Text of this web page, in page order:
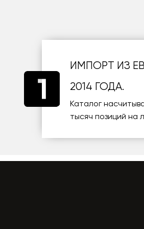
ИМПОРТ ИЗ
2014 ГОДА.
Каталог
тысяч позиций на